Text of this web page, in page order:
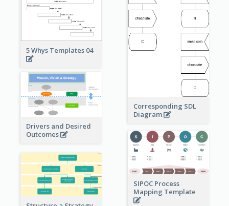
Corresponding SDL
Diagram
5 Whys Templates 04
Drivers and Desired
Outcomes
SIPOC Process
Mapping Template